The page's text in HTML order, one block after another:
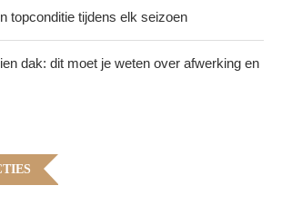
topconditie tijdens elk seizoen
dak: dit moet je weten over afwerking en